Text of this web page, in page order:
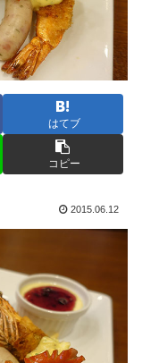
はてブ
コピー
2015.06.12